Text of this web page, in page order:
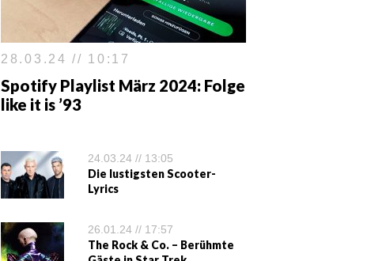
28.03.24 // 10:17
Spotify Playlist März 2024: Folge
like it is ’93
24.03.24 // 13:05
Die lustigsten Scooter-
Lyrics
26.01.24 // 17:57
The Rock & Co. – Berühmte